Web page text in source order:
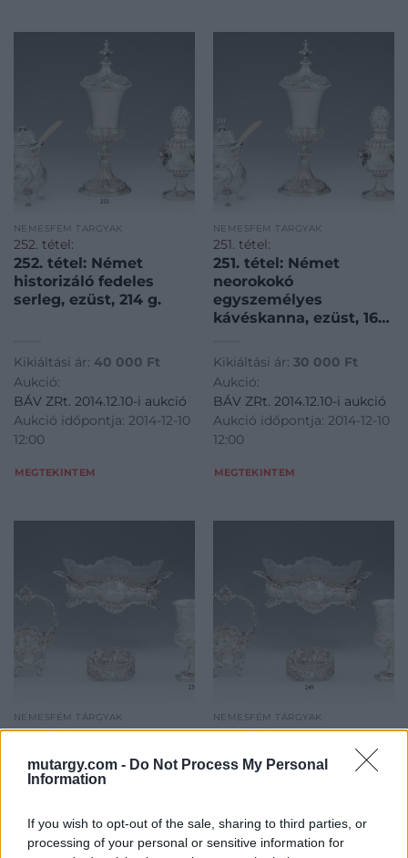
mutargy.com - Do Not Process My Personal
Information
If you wish to opt-out of the sale, sharing to third parties, or
processing of your personal or sensitive information for
NEMESFÉM TÁRGYAK
252. tétel:
252. tétel: Német
historizáló fedeles
serleg, ezüst, 214 g.
Kikiáltási ár: 40 000 Ft
Aukció:
BÁV ZRt. 2014.12.10-i aukció
Aukció időpontja: 2014-12-10
12:00
MEGTEKINTEM
NEMESFÉM TÁRGYAK
251. tétel:
251. tétel: Német
neorokokó
egyszemélyes
kávéskanna, ezüst, 167
Kikiáltási ár: 30 000 Ft
Aukció:
BÁV ZRt. 2014.12.10-i aukció
Aukció időpontja: 2014-12-10
12:00
MEGTEKINTEM
NEMESFÉM TÁRGYAK
250. tétel:
neorokokó serleg,
ezüst, 240 g.
Kikiáltási ár:45 000Ft
Aukció:
NEMESFÉM TÁRGYAK
249. tétel:
neorokokó ékszertartó
Kikiáltási ár:48 000Ft